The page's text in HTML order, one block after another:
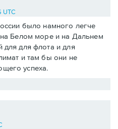
UTC
было намного легче
Белом море и на Дальнем
для для флота и для
и там бы они не
успеха.